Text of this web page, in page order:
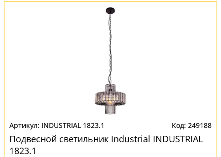
INDUSTRIAL 1823.1 249188
Подвесной светильник Industrial INDUSTRIAL
1823.1